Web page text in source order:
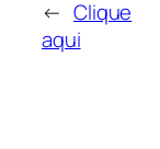
← Clique
aqui